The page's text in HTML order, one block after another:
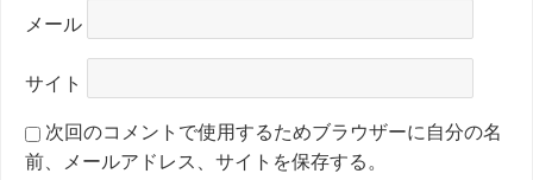
メール
サイト
次回のコメントで使用するためブラウザーに自分の名
前、メールアドレス、サイトを保存する。